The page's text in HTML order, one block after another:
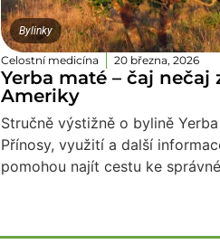
Bylinky
Celostní medicína 20 března, 2026
Yerba maté – čaj nečaj
Ameriky
Stručně výstižně o bylině
Přínosy, využití a další
pomohou najít cestu ke